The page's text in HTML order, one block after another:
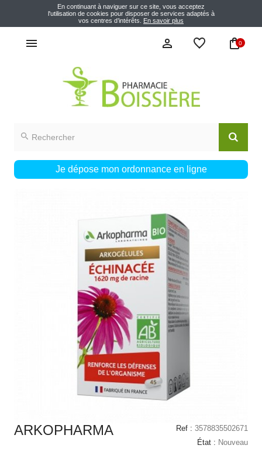
En continuant à naviguer sur ce site, vous acceptez
l'utilisation de cookies pour disposer de services adaptés à
vos centres d’intérêts. En savoir plus
0
Je dépose mon ordonnance en ligne
ARKOPHARMA Ref : 3578835502671
État : Nouveau